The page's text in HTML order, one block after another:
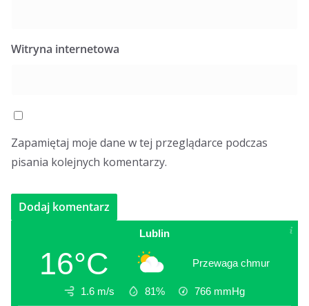
Witryna internetowa
Zapamiętaj moje dane w tej przeglądarce podczas
pisania kolejnych komentarzy.
Lublin
16°C Przewaga chmur
1.6 m/s 81% 766 mmHg